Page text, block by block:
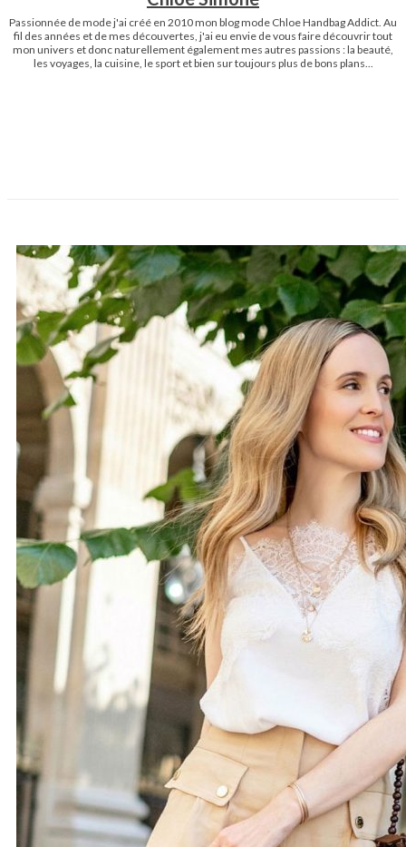
Passionnée de mode j'ai créé en 2010 mon blog mode Chloe Handbag Addict. Au
fil des années et de mes découvertes, j'ai eu envie de vous faire découvrir tout
mon univers et donc naturellement également mes autres passions : la beauté,
les voyages, la cuisine, le sport et bien sur toujours plus de bons plans...